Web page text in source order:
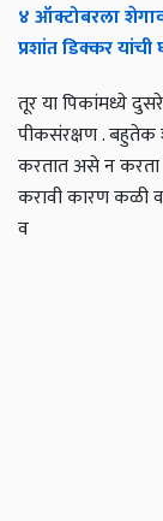
४ ऑक्टोबरला
प्रशांत डिक्कर यांची
तूर या पिकांमध्ये
पीकसंरक्षण . बहुतेक
करतात असे न करता
करावी कारण कळी
व